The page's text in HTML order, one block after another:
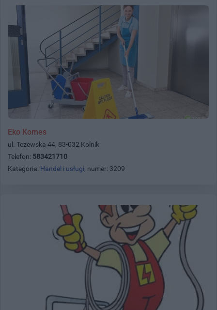
Eko Komes
ul. Tczewska 44, 83-032 Kolnik
Telefon: 583421710
Kategoria: Handel i usługi, numer: 3209